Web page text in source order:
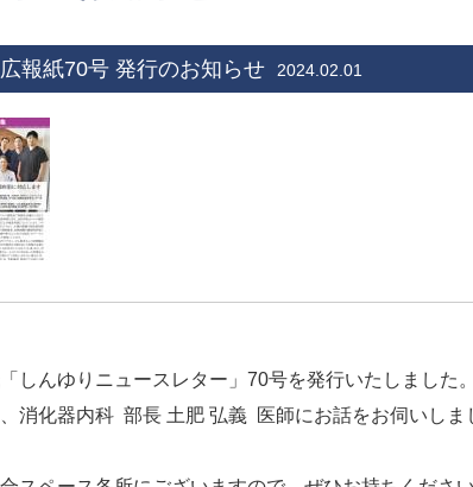
広報紙70号 発行のお知らせ 2024.02.01
しんゆりニュースレター」70号を発行いたしました。
消化器内科 部長 土肥 弘義 医師にお話をお伺いしま